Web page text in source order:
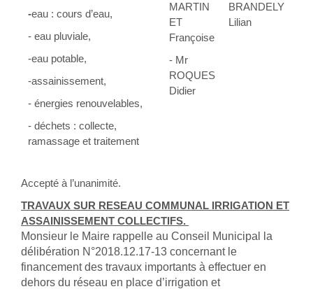
-eau : cours d’eau,
- eau pluviale,
-eau potable,
-assainissement,
- énergies renouvelables,
- déchets : collecte,
ramassage et traitement
MARTIN
ET
Françoise
- Mr
ROQUES
Didier
BRANDELY
Lilian
Accepté à l’unanimité.
TRAVAUX SUR RESEAU COMMUNAL IRRIGATION ET
ASSAINISSEMENT COLLECTIFS.
Monsieur le Maire rappelle au Conseil Municipal la
délibération N°2018.12.17-13 concernant le
financement des travaux importants à effectuer en
dehors du réseau en place d’irrigation et